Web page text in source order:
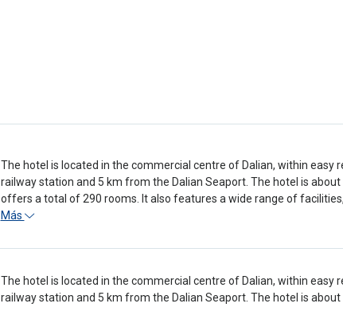
The hotel is located in the commercial centre of Dalian, within
railway station and 5 km from the Dalian Seaport. The hotel is
offers a total of 290 rooms. It also features a wide range of
Más
The hotel is located in the commercial centre of Dalian, within
railway station and 5 km from the Dalian Seaport. The hotel is